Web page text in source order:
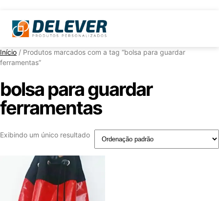
Início / Produtos marcados com a tag “bolsa para guardar
ferramentas”
bolsa para guardar
ferramentas
Exibindo um único resultado